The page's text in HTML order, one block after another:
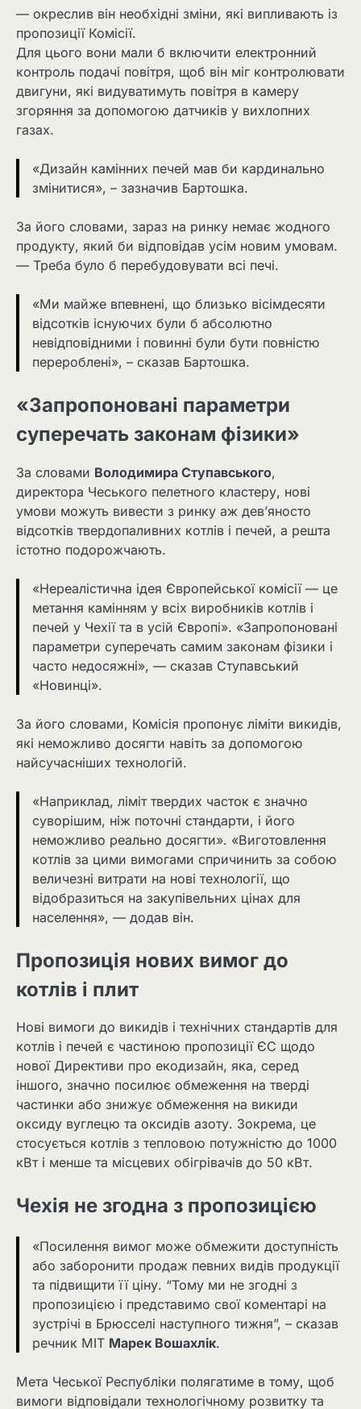
— окреслив він необхідні зміни, які випливають із
пропозиції Комісії.
Для цього вони мали б включити електронний
контроль подачі повітря, щоб він міг контролювати
двигуни, які видуватимуть повітря в камеру
згоряння за допомогою датчиків у вихлопних
газах.
«Дизайн камінних печей мав би кардинально
змінитися», – зазначив Бартошка.
За його словами, зараз на ринку немає жодного
продукту, який би відповідав усім новим умовам.
— Треба було б перебудовувати всі печі.
«Ми майже впевнені, що близько вісімдесяти
відсотків існуючих були б абсолютно
невідповідними і повинні були бути повністю
перероблені», – сказав Бартошка.
«Запропоновані параметри
суперечать законам фізики»
За словами Володимира Ступавського,
директора Чеського пелетного кластеру, нові
умови можуть вивести з ринку аж дев’яносто
відсотків твердопаливних котлів і печей, а решта
істотно подорожчають.
«Нереалістична ідея Європейської комісії — це
метання камінням у всіх виробників котлів і
печей у Чехії та в усій Європі». «Запропоновані
параметри суперечать самим законам фізики і
часто недосяжні», — сказав Ступавський
«Новинці».
За його словами, Комісія пропонує ліміти викидів,
які неможливо досягти навіть за допомогою
найсучасніших технологій.
«Наприклад, ліміт твердих часток є значно
суворішим, ніж поточні стандарти, і його
неможливо реально досягти». «Виготовлення
котлів за цими вимогами спричинить за собою
величезні витрати на нові технології, що
відобразиться на закупівельних цінах для
населення», — додав він.
Пропозиція нових вимог до
котлів і плит
Нові вимоги до викидів і технічних стандартів для
котлів і печей є частиною пропозиції ЄС щодо
нової Директиви про екодизайн, яка, серед
іншого, значно посилює обмеження на тверді
частинки або знижує обмеження на викиди
оксиду вуглецю та оксидів азоту. Зокрема, це
стосується котлів з тепловою потужністю до 1000
кВт і менше та місцевих обігрівачів до 50 кВт.
Чехія не згодна з пропозицією
«Посилення вимог може обмежити доступність
або заборонити продаж певних видів продукції
та підвищити її ціну. “Тому ми не згодні з
пропозицією і представимо свої коментарі на
зустрічі в Брюсселі наступного тижня”, – сказав
речник MIT Марек Вошахлік.
Мета Чеської Республіки полягатиме в тому, щоб
вимоги відповідали технологічному розвитку та